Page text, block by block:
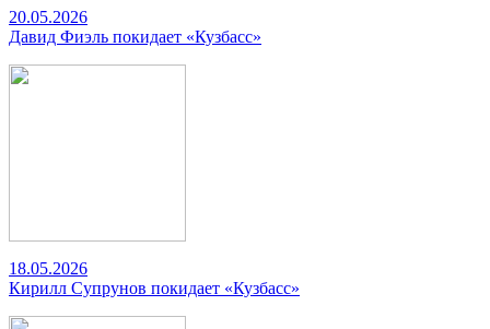
20.05.2026
Давид Фиэль покидает «Кузбасс»
18.05.2026
Кирилл Супрунов покидает «Кузбасс»